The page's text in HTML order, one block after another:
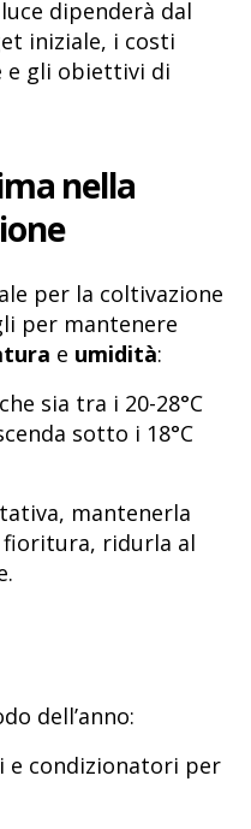
dipenderà dal
iniziale, i costi
e gli obiettivi di
nella
per la coltivazione
per mantenere
e umidità:
sia tra i 20-28°C
sotto i 18°C
mantenerla
fioritura, ridurla al
dell’anno:
e condizionatori per